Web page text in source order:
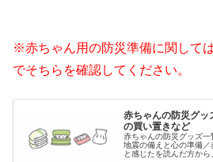
※赤ちゃん用の防災準備に関して
でそちらを確認してください。
赤ちゃんの防災グッ
の買い置きなど
赤ちゃんの防災グッズ
地震の備えと心の準備
と感じたを読んだ方から